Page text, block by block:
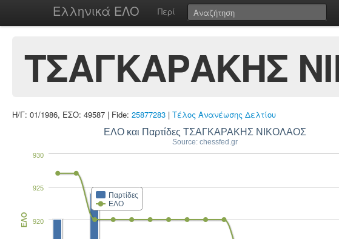
Ελληνικά ΕΛΟ Περί
ΤΣΑΓΚΑΡΑΚΗΣ
Η/Γ: 01/1986, ΕΣΟ: 49587 | Fide: 25877283 | Τέλος Ανανέωσης Δελτίου
ΕΛΟ και Παρτίδες ΤΣΑΓΚΑΡΑΚΗΣ ΝΙΚΟΛΑΟΣ
Source: chessfed.gr
Παρτίδες
ΕΛΟ
920
925
930
ΕΛΟ